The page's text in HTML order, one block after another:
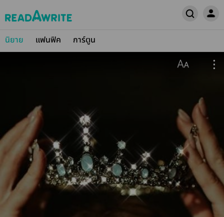
นิยาย แฟนฟิค การ์ตูน